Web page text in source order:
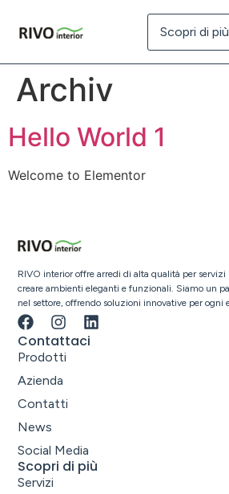
Scopri di più
Archiv
Hello World 1
Welcome to Elementor
RIVO interior offre arredi di alta qualità per
creare ambienti eleganti e funzionali. Siamo un
nel settore, offrendo soluzioni innovative per ogni
Contattaci
Prodotti
Azienda
Contatti
News
Social Media
Scopri di più
Servizi